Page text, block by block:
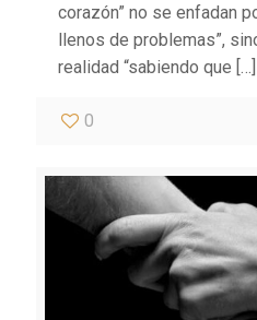
corazón” no se enfadan
llenos de problemas”,
realidad “sabiendo que […]
0